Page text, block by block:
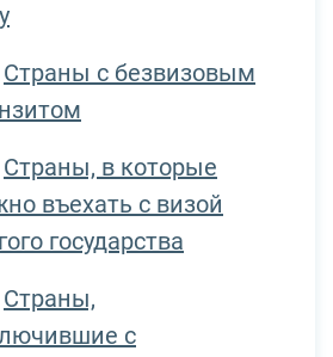
Страны с безвизовым
Страны, в которые
въехать с визой
государства
Страны,
с